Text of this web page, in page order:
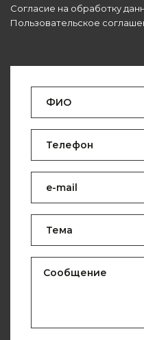
Согласие на обработку
Пользовательское